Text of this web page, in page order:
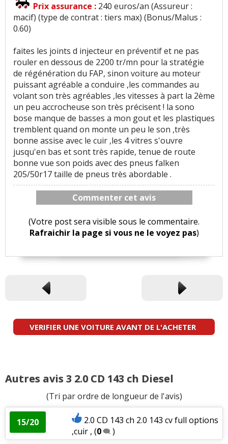
Prix assurance : 240 euros/an (Assureur :
macif) (type de contrat : tiers max) (Bonus/Malus :
0.60)
faites les joints d injecteur en préventif et ne pas
rouler en dessous de 2200 tr/mn pour la stratégie
de régénération du FAP, sinon voiture au moteur
puissant agréable a conduire ,les commandes au
volant son très agréables ,les vitesses à part la 2ème
un peu accrocheuse son très précisent ! la sono
bose manque de basses a mon gout et les plastiques
tremblent quand on monte un peu le son ,très
bonne assise avec le cuir ,les 4 vitres s'ouvre
jusqu'en bas et sont très rapide, tenue de route
bonne vue son poids avec des pneus falken
205/50r17 taille de pneus très abordable .
Commenter cet avis
(Votre post sera visible sous le commentaire.
Rafraichir la page si vous ne le voyez pas)
VERIFIER UNE VOITURE AVANT DE L'ACHETER
Autres avis 3 2.0 CD 143 ch Diesel
(Tri par ordre de longueur de l'avis)
15/20
2.0 CD 143 ch 2.0 143 cv full options
,cuir , (0 )